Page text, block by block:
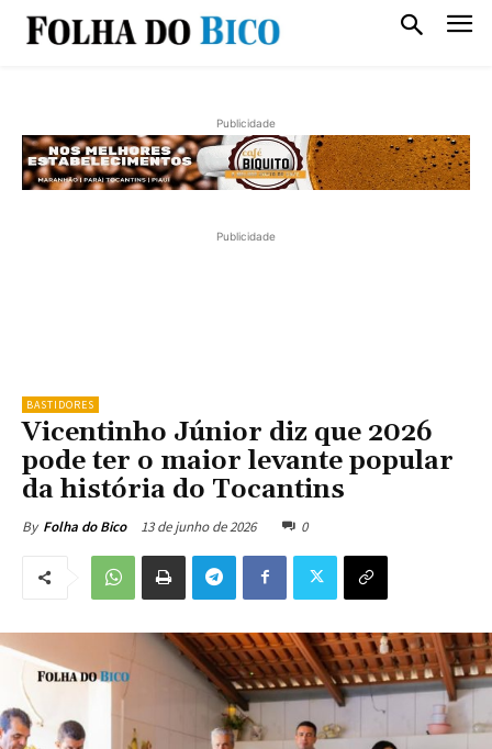
Publicidade
Publicidade
BASTIDORES
Vicentinho Júnior diz que 2026
pode ter o maior levante popular
da história do Tocantins
By Folha do Bico 13 de junho de 2026 0